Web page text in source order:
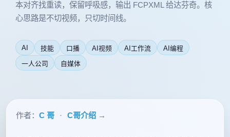
本对齐找重读，保留呼吸感，输出 FCPXML 给达芬奇。核
心思路是不切视频，只切时间线。
AI 技能 口播 AI视频 AI工作流
AI编程
一人公司
自媒体
作者： C 哥 · C哥介绍 →